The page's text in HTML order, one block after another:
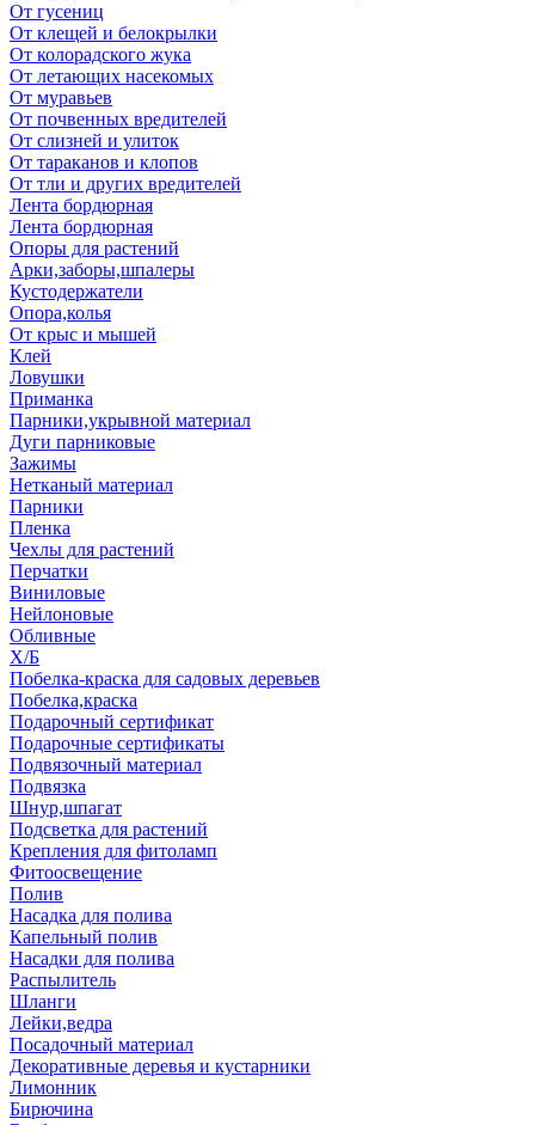
От гусениц
От клещей и белокрылки
От колорадского жука
От летающих насекомых
От муравьев
От почвенных вредителей
От слизней и улиток
От тараканов и клопов
От тли и других вредителей
Лента бордюрная
Лента бордюрная
Опоры для растений
Арки,заборы,шпалеры
Кустодержатели
Опора,колья
От крыс и мышей
Клей
Ловушки
Приманка
Парники,укрывной материал
Дуги парниковые
Зажимы
Нетканый материал
Парники
Пленка
Чехлы для растений
Перчатки
Виниловые
Нейлоновые
Обливные
Х/Б
Побелка-краска для садовых деревьев
Побелка,краска
Подарочный сертификат
Подарочные сертификаты
Подвязочный материал
Подвязка
Шнур,шпагат
Подсветка для растений
Крепления для фитоламп
Фитоосвещение
Полив
Насадка для полива
Капельный полив
Насадки для полива
Распылитель
Шланги
Лейки,ведра
Посадочный материал
Декоративные деревья и кустарники
Лимонник
Бирючина